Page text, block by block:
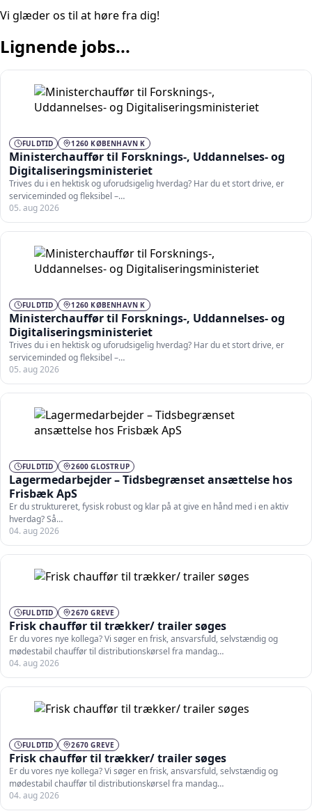
Vi glæder os til at høre fra dig!
Lignende jobs...
FULDTID 1260 KØBENHAVN K
Ministerchauffør til Forsknings-, Uddannelses- og
Digitaliseringsministeriet
Trives du i en hektisk og uforudsigelig hverdag? Har du et stort drive, er
serviceminded og fleksibel –…
05. aug 2026
FULDTID 1260 KØBENHAVN K
Ministerchauffør til Forsknings-, Uddannelses- og
Digitaliseringsministeriet
Trives du i en hektisk og uforudsigelig hverdag? Har du et stort drive, er
serviceminded og fleksibel –…
05. aug 2026
FULDTID 2600 GLOSTRUP
Lagermedarbejder – Tidsbegrænset ansættelse hos
Frisbæk ApS
Er du struktureret, fysisk robust og klar på at give en hånd med i en aktiv
hverdag? Så…
04. aug 2026
FULDTID 2670 GREVE
Frisk chauffør til trækker/ trailer søges
Er du vores nye kollega? Vi søger en frisk, ansvarsfuld, selvstændig og
mødestabil chauffør til distributionskørsel fra mandag…
04. aug 2026
FULDTID 2670 GREVE
Frisk chauffør til trækker/ trailer søges
Er du vores nye kollega? Vi søger en frisk, ansvarsfuld, selvstændig og
mødestabil chauffør til distributionskørsel fra mandag…
04. aug 2026